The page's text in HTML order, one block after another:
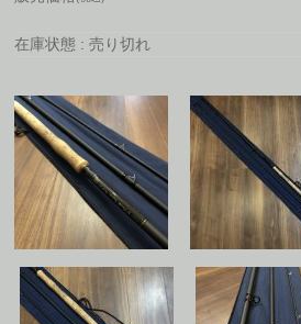
在庫状態 : 売り切れ